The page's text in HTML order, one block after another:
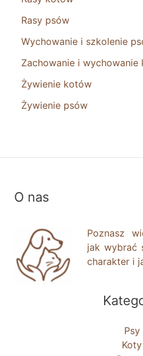
Rasy psów
Wychowanie i szkolenie
Zachowanie i wychowanie
Żywienie kotów
Żywienie psów
O nas
Poznasz
jak wybrać
charakter i
Psy
Koty